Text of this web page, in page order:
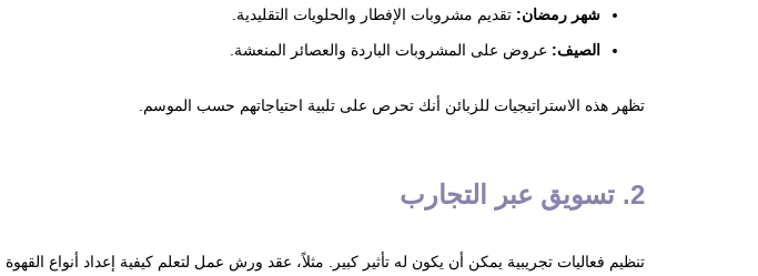
شهر رمضان: تقديم مشروبات الإفطار والحلويات التقليدية.
الصيف: عروض على المشروبات الباردة والعصائر المنعشة.
تظهر هذه الاستراتيجيات للزبائن أنك تحرص على تلبية احتياجاتهم حسب الموسم.
2. تسويق عبر التجارب
تنظيم فعاليات تجريبية يمكن أن يكون له تأثير كبير. مثلاً، عقد ورش عمل لتعلم كيفية إعداد أنواع